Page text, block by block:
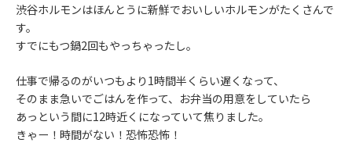
渋谷ホルモンはほんとうに新鮮でおいしいホルモンがたくさんで
す。
すでにもつ鍋2回もやっちゃったし。
仕事で帰るのがいつもより1時間半くらい遅くなって、
そのまま急いでごはんを作って、お弁当の用意をしていたら
あっという間に12時近くになっていて焦りました。
きゃー！時間がない！恐怖恐怖！